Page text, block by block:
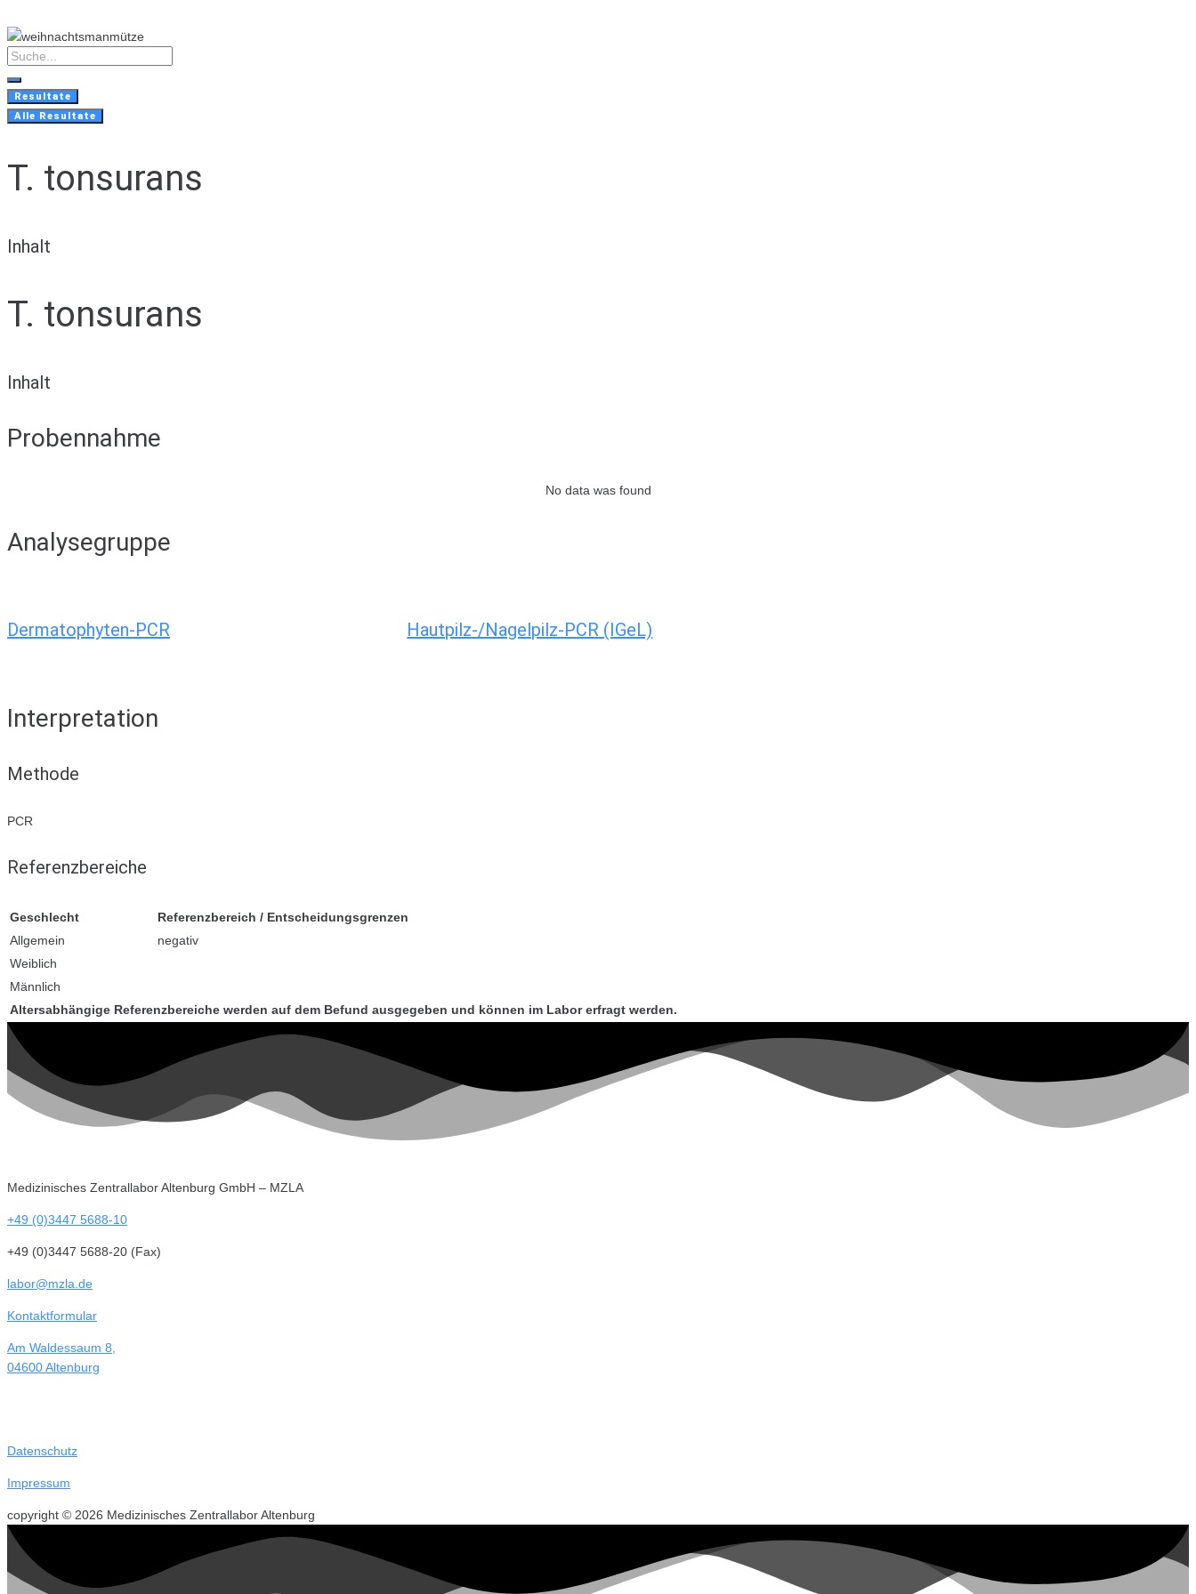
to
content
Search
...
Resultate
Alle Resultate
T. tonsurans
Inhalt
T. tonsurans
Inhalt
Probennahme
No data was found
Analysegruppe
Dermatophyten-PCR Hautpilz-/Nagelpilz-PCR (IGeL)
Interpretation
Methode
PCR
Referenzbereiche
Geschlecht Referenzbereich / Entscheidungsgrenzen
Altersabhängige Referenzbereiche werden auf dem Befund ausgegeben und können im Labor erfragt werden.
Allgemein
negativ
Weiblich
Männlich
Medizinisches Zentrallabor Altenburg GmbH – MZLA
+49 (0)3447 5688-10
+49 (0)3447 5688-20 (Fax)
labor@mzla.de
Kontaktformular
Am Waldessaum 8,
04600 Altenburg
Datenschutz
Impressum
copyright © 2026 Medizinisches Zentrallabor Altenburg